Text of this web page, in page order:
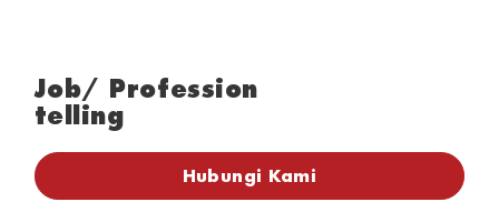
Job/ Profession
telling
Hubungi Kami